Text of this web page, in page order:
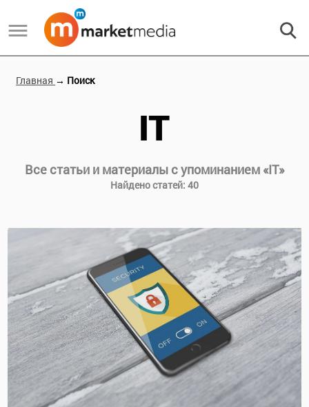
Главная → Поиск
IT
Все статьи и материалы с упоминанием «IT»
Найдено статей: 40